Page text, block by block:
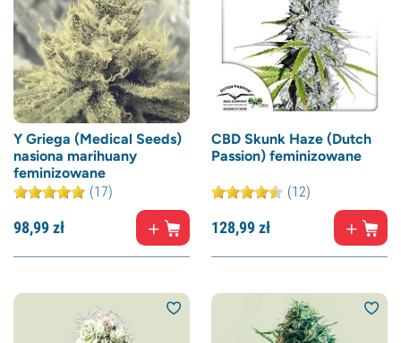
Y Griega (Medical Seeds)
nasiona marihuany
feminizowane
(17)
98,99zł
CBD Skunk Haze (Dutch
Passion) feminizowane
(12)
128,99zł